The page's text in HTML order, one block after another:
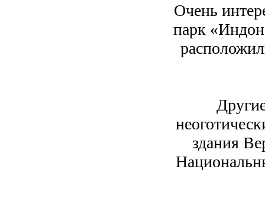
Очень
парк
здания